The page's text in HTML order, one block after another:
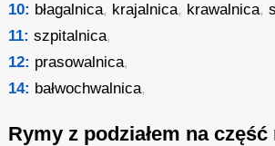
10: błagalnica, krajalnica, krawalnica,
11: szpitalnica,
12: prasowalnica,
14: bałwochwalnica,
Rymy z podziałem na